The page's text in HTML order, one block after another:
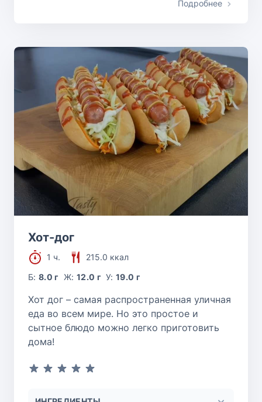
Подробнее
Хот-дог
1 ч.
215.0 ккал
Б:8.0 г Ж: 12.0 г У:19.0 г
Хот дог – самая распространенная уличная
еда во всем мире. Но это простое и
сытное блюдо можно легко приготовить
дома!